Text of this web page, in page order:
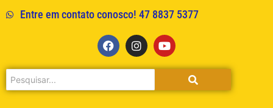
Entre em contato conosco! 47 8837 5377